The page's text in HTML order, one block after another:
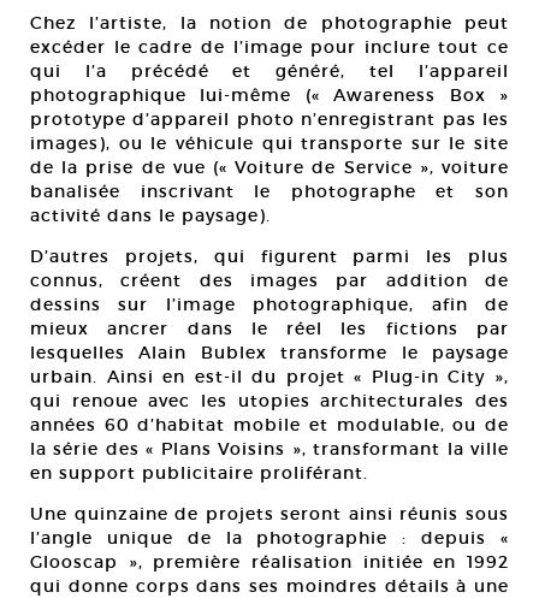
Chez l’artiste, la notion de photographie peut
excéder le cadre de l’image pour inclure tout ce
qui l’a précédé et généré, tel l’appareil
photographique lui-même (« Awareness Box »
prototype d’appareil photo n’enregistrant pas les
images), ou le véhicule qui transporte sur le site
de la prise de vue (« Voiture de Service », voiture
banalisée inscrivant le photographe et son
activité dans le paysage).
D’autres projets, qui figurent parmi les plus
connus, créent des images par addition de
dessins sur l’image photographique, afin de
mieux ancrer dans le réel les fictions par
lesquelles Alain Bublex transforme le paysage
urbain. Ainsi en est-il du projet « Plug-in City »,
qui renoue avec les utopies architecturales des
années 60 d’habitat mobile et modulable, ou de
la série des « Plans Voisins », transformant la ville
en support publicitaire proliférant.
Une quinzaine de projets seront ainsi réunis sous
l’angle unique de la photographie : depuis «
Glooscap », première réalisation initiée en 1992
qui donne corps dans ses moindres détails à une